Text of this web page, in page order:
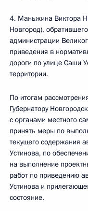
4. Маньжина Виктора
Новгород),
администрации
приведения в
дороги по улице Саши
территории.
По итогам
Губернатору
с органами местного
принять меры по
текущего содержания
Устинова, по
на выполнение
работ по приведению
Устинова и
состояние.